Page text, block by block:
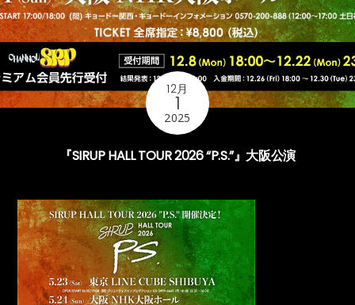
12月
1
2025
『SIRUP HALL TOUR 2026 “P.S.”』大阪公演